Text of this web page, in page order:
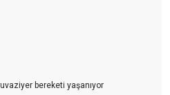
bereketi yaşanıyor